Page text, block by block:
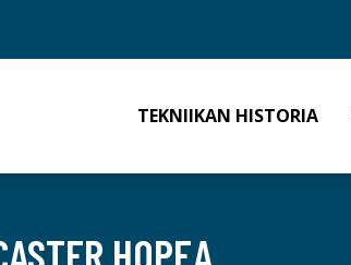
TEKNIIKAN HISTORIA
HOPEA